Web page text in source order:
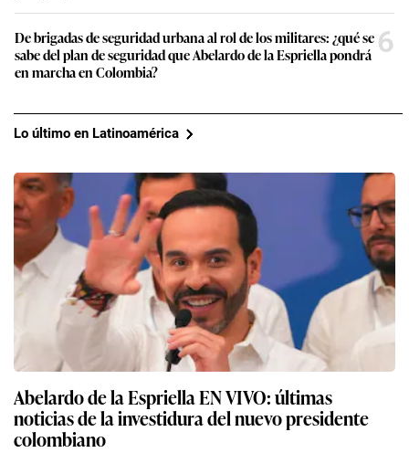
De brigadas de seguridad urbana al rol de los militares: ¿qué se
sabe del plan de seguridad que Abelardo de la Espriella pondrá
en marcha en Colombia?
6
Lo último en Latinoamérica
Abelardo de la Espriella EN VIVO: últimas
noticias de la investidura del nuevo presidente
colombiano